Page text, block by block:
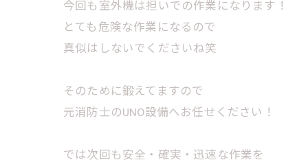
今回も室外機は担いでの作業になります！
とても危険な作業になるので
真似はしないでくださいね笑
そのために鍛えてますので
元消防士のUNO設備へお任せください！
では次回も安全・確実・迅速な作業を